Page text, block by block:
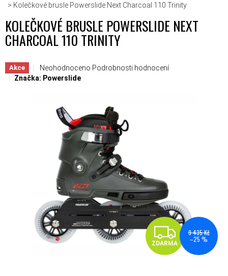
Kolečkové brusle Powerslide Next Charcoal 110 Trinity
KOLEČKOVÉ BRUSLE POWERSLIDE NEXT
CHARCOAL 110 TRINITY
Akce Průměrné hodnocení produktu je 0,0 z 5 hvězdiček.
Neohodnoceno Podrobnosti hodnocení
Značka: Powerslide
ZDARMA
9 435 Kč
–25 %